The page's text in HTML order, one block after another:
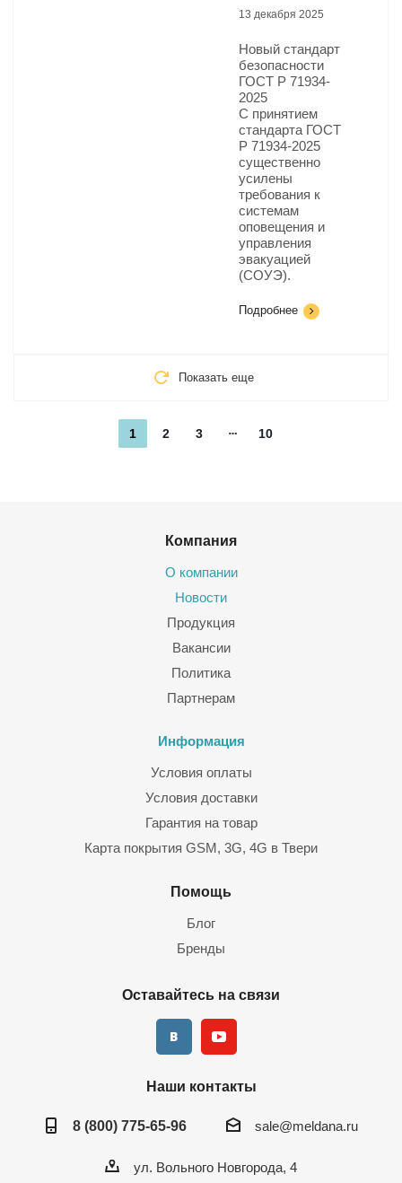
13 декабря 2025
Новый стандарт
безопасности
ГОСТ Р 71934-
2025​
С принятием
стандарта ГОСТ
Р 71934-2025
существенно
усилены
требования к
системам
оповещения и
управления
эвакуацией
(СОУЭ).
Подробнее
Показать еще
1 2 3 10
Компания
О компании
Новости
Продукция
Вакансии
Политика
Партнерам
Информация
Условия оплаты
Условия доставки
Гарантия на товар
Карта покрытия GSM, 3G, 4G в Твери
Помощь
Блог
Бренды
Оставайтесь на связи
Наши контакты
8 (800) 775-65-96 sale@meldana.ru
ул. Вольного Новгорода, 4